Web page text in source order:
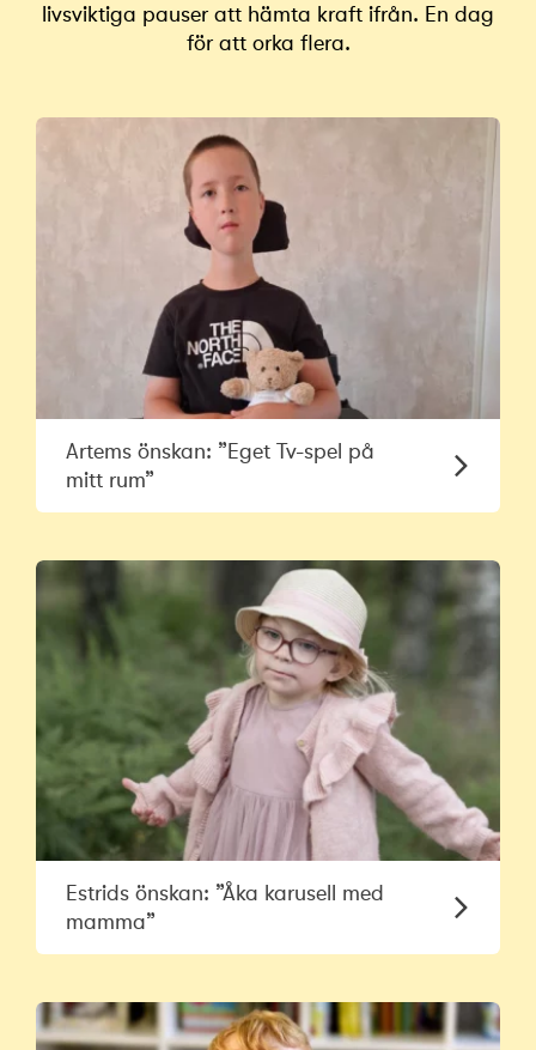
livsviktiga pauser att hämta kraft ifrån. En dag
för att orka flera.
Artems önskan: ”Eget Tv-spel på
mitt rum”
Estrids önskan: ”Åka karusell med
mamma”